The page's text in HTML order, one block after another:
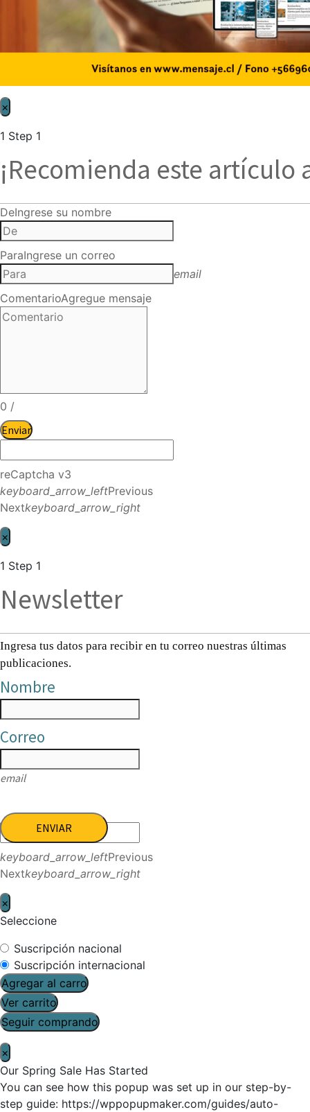
×
1 Step 1
¡Recomienda este artículo
DeIngrese su nombre
ParaIngrese un correo
email
ComentarioAgregue mensaje
0 /
Enviar
reCaptcha v3
keyboard_arrow_leftPrevious
Nextkeyboard_arrow_right
×
1 Step 1
Newsletter
Ingresa tus datos para recibir en tu correo nuestras últimas
publicaciones.
Nombre
Correo
email
ENVIAR
keyboard_arrow_leftPrevious
Nextkeyboard_arrow_right
×
Seleccione
Suscripción nacional
Suscripción internacional
Agregar al carro
Ver carrito
Seguir comprando
×
Our Spring Sale Has Started
You can see how this popup was set up in our step-by-
step guide: https://wppopupmaker.com/guides/auto-